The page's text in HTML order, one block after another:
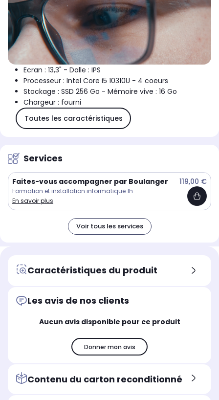
Ecran : 13,3" - Dalle : IPS
Processeur : Intel Core i5 10310U - 4 coeurs
Stockage : SSD 256 Go - Mémoire vive : 16 Go
Chargeur : fourni
Toutes les caractéristiques
Services
Faites-vous accompagner par Boulanger 119,00 €
Formation et installation informatique 1h
En savoir plus
Voir tous les services
Caractéristiques du produit
Les avis de nos clients
Aucun avis disponible pour ce produit
Donner mon avis
Contenu du carton reconditionné